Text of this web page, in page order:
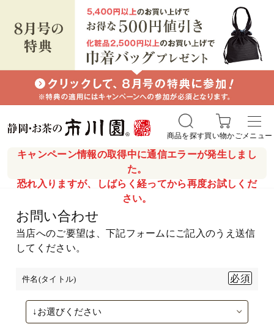
キャンペーン情報の取得中に通信エラーが発生しまし
た。
恐れ入りますが、しばらく経ってから再度お試しくだ
さい。
商品を探す買い物かごメニュー
お問い合わせ
当店へのご要望は、下記フォームにご記入のうえ送信
してください。
件名(タイトル)